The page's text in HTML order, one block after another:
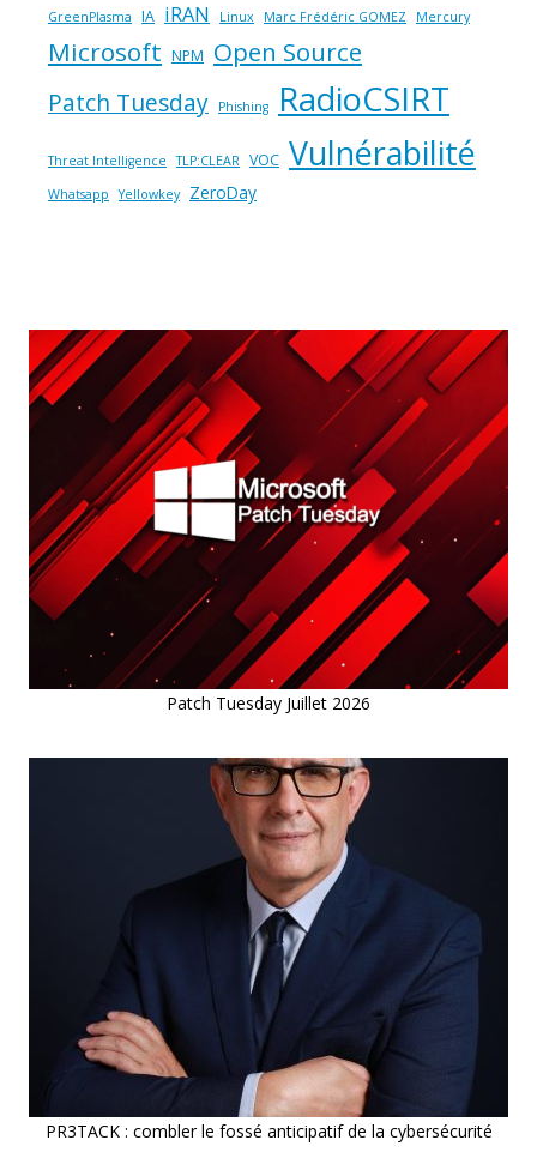
GreenPlasma IA iRAN Linux Marc Frédéric GOMEZ Mercury
Microsoft NPM Open Source
Patch Tuesday Phishing RadioCSIRT
Threat Intelligence TLP:CLEAR VOC Vulnérabilité
Whatsapp Yellowkey ZeroDay
Patch Tuesday Juillet 2026
PR3TACK : combler le fossé anticipatif de la cybersécurité